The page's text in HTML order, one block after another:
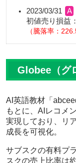
2023/03/31
初値売り損益：
騰落率：
Globee（グ
AI英語教材「
もとに、AIレコメ
実現しており、リ
成長を可視化。
サブスクの有料プ
スクの売上比率は